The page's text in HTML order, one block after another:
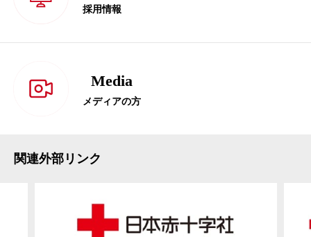
採用情報
Media
メディアの方
関連外部リンク